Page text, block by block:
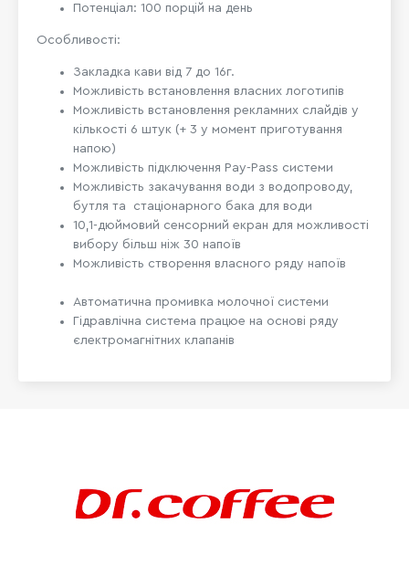
Потенціал: 100 порцій на день
Особливості:
Закладка кави від 7 до 16г.
Можливість встановлення власних логотипів
Можливість встановлення рекламних слайдів у
кількості 6 штук (+ 3 у момент приготування
напою)
Можливість підключення Pay-Pass системи
Можливість закачування води з водопроводу,
бутля та стаціонарного бака для води
10,1-дюймовий сенсорний екран для можливості
вибору більш ніж 30 напоїв
Можливість створення власного ряду напоїв
Автоматична промивка молочної системи
Гідравлічна система працюе на основі ряду
єлектромагнітних клапанів